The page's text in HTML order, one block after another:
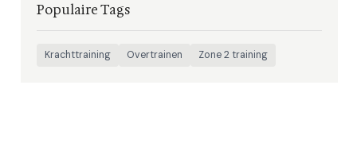
Populaire Tags
Krachttraining Overtrainen Zone 2 training